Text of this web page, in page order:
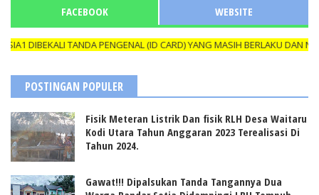
FACEBOOK WEBSITE
TANDA PENGENAL (ID CARD) YANG MASIH BERLAKU DAN
POSTINGAN POPULER
Fisik Meteran Listrik Dan fisik RLH Desa Waitaru
Kodi Utara Tahun Anggaran 2023 Terealisasi Di
Tahun 2024.
Gawat!!! Dipalsukan Tanda Tangannya Dua